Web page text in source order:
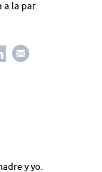
a la par
y yo.